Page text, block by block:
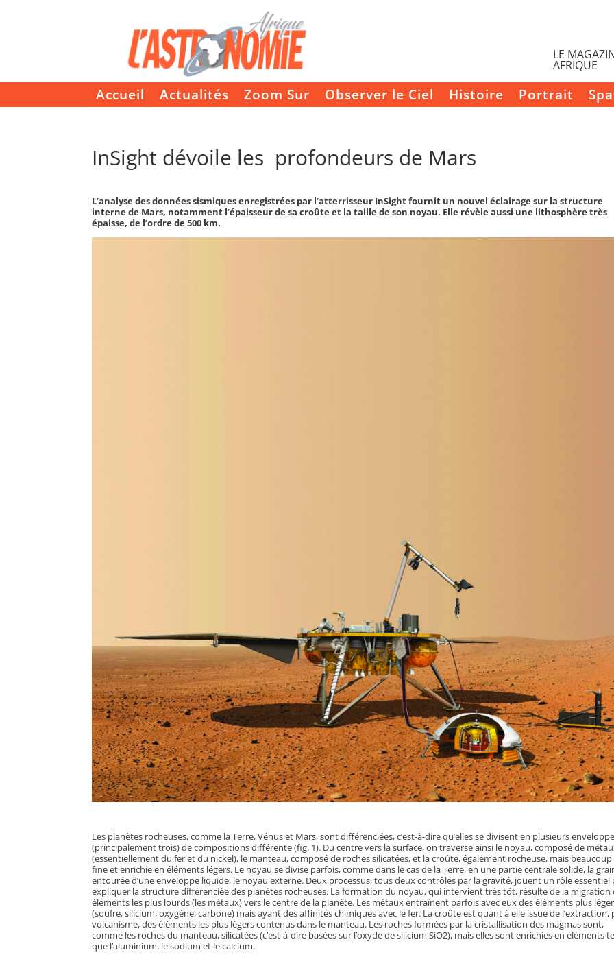
LE
AFRIQUE
Accueil Actualités Zoom Sur Observer le Ciel Histoire Portrait
InSight dévoile les profondeurs de Mars
L’analyse des données sismiques enregistrées par l’atterrisseur InSight fournit un nouvel éclairage sur la structure
interne de Mars, notamment l’épaisseur de sa croûte et la taille de son noyau. Elle révèle aussi une lithosphère très
épaisse, de l’ordre de 500 km.
Les planètes rocheuses, comme la Terre, Vénus et Mars, sont différenciées, c’est-à-dire qu’elles se divisent en plusieurs
(principalement trois) de compositions différente (fig. 1). Du centre vers la surface, on traverse ainsi le noyau, composé de
(essentiellement du fer et du nickel), le manteau, composé de roches silicatées, et la croûte, également rocheuse, mais
fine et enrichie en éléments légers. Le noyau se divise parfois, comme dans le cas de la Terre, en une partie centrale solide, la
entourée d’une enveloppe liquide, le noyau externe. Deux processus, tous deux contrôlés par la gravité, jouent un rôle essentiel
expliquer la structure différenciée des planètes rocheuses. La formation du noyau, qui intervient très tôt, résulte de la migration
éléments les plus lourds (les métaux) vers le centre de la planète. Les métaux entraînent parfois avec eux des éléments plus
(soufre, silicium, oxygène, carbone) mais ayant des affinités chimiques avec le fer. La croûte est quant à elle issue de l’extraction,
volcanisme, des éléments les plus légers contenus dans le manteau. Les roches formées par la cristallisation des magmas sont,
comme les roches du manteau, silicatées (c’est-à-dire basées sur l’oxyde de silicium SiO2), mais elles sont enrichies en éléments
que l’aluminium, le sodium et le calcium.